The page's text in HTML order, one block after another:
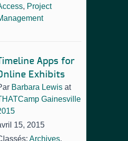
, Project
Apps for
Exhibits
Barbara Lewis at
Gainesville
15, 2015
Archives,